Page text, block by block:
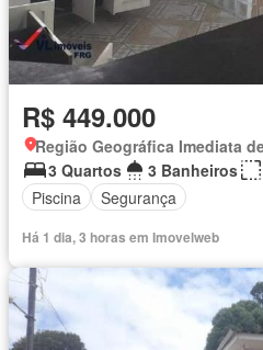
R$ 449.000
3 Quartos
3 Banheiros
Piscina
Segurança
Há 1 dia, 3 horas em Imovelweb